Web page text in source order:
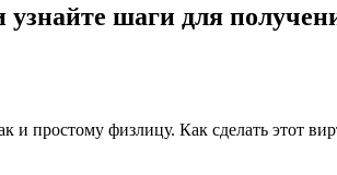
шаги для
и простому физлицу. Как сделать этот